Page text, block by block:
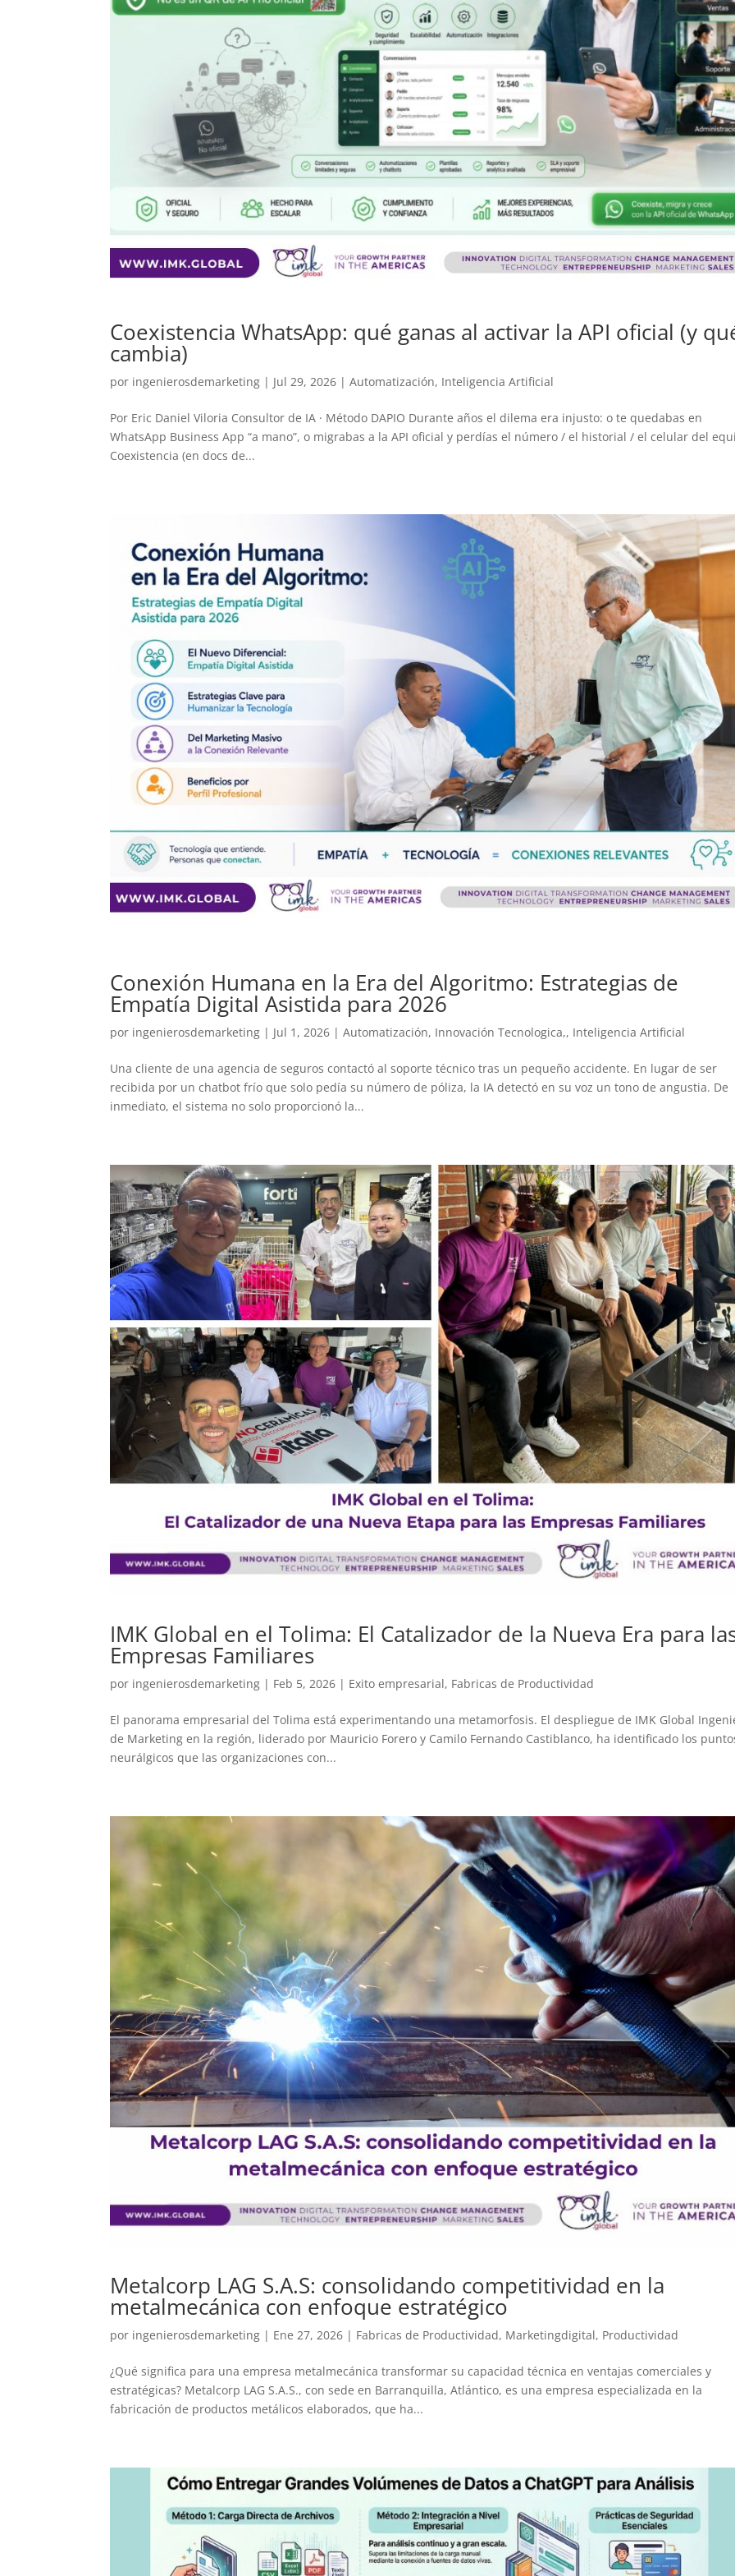
Coexistencia WhatsApp: qué ganas al activar la API oficial (y
cambia)
por ingenierosdemarketing | Jul 29, 2026 |Automatización, Inteligencia Artificial
Por Eric Daniel Viloria Consultor de IA · Método DAPIO Durante años el dilema era injusto: o te quedabas en
WhatsApp Business App “a mano”, o migrabas a la API oficial y perdías el número / el historial / el celular del
Coexistencia (en docs de...
Conexión Humana en la Era del Algoritmo: Estrategias de
Empatía Digital Asistida para 2026
por ingenierosdemarketing | Jul 1, 2026 |Automatización, Innovación Tecnologica,, Inteligencia Artificial
Una cliente de una agencia de seguros contactó al soporte técnico tras un pequeño accidente. En lugar de ser
recibida por un chatbot frío que solo pedía su número de póliza, la IA detectó en su voz un tono de angustia. De
inmediato, el sistema no solo proporcionó la...
IMK Global en el Tolima: El Catalizador de la Nueva Era para
Empresas Familiares
por ingenierosdemarketing | Feb 5, 2026 | Exito empresarial, Fabricas de Productividad
El panorama empresarial del Tolima está experimentando una metamorfosis. El despliegue de IMK Global
de Marketing en la región, liderado por Mauricio Forero y Camilo Fernando Castiblanco, ha identificado los
neurálgicos que las organizaciones con...
Metalcorp LAG S.A.S: consolidando competitividad en la
metalmecánica con enfoque estratégico
por ingenierosdemarketing | Ene 27, 2026 | Fabricas de Productividad, Marketingdigital, Productividad
¿Qué significa para una empresa metalmecánica transformar su capacidad técnica en ventajas comerciales y
estratégicas? Metalcorp LAG S.A.S., con sede en Barranquilla, Atlántico, es una empresa especializada en la
fabricación de productos metálicos elaborados, que ha...